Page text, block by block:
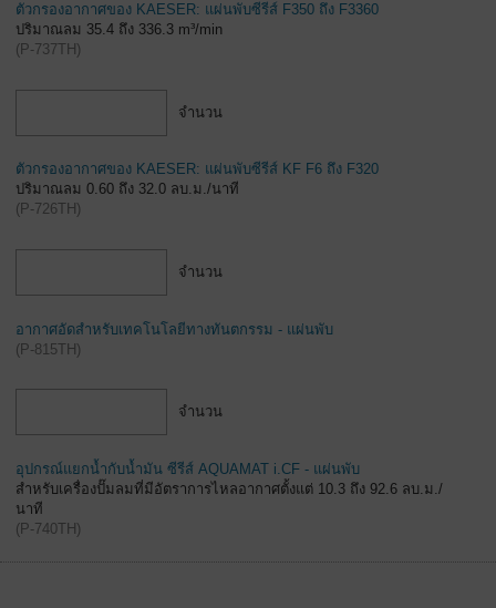
ตัวกรองอากาศของ KAESER: แผ่นพับซีรีส์ F350 ถึง F3360
ปริมาณลม 35.4 ถึง 336.3 m³/min
(P-737TH )
จำนวน
ตัวกรองอากาศของ KAESER: แผ่นพับซีรีส์ KF F6 ถึง F320
ปริมาณลม 0.60 ถึง 32.0 ลบ.ม./นาที
(P-726TH )
จำนวน
อากาศอัดสำหรับเทคโนโลยีทางทันตกรรม - แผ่นพับ
(P-815TH)
จำนวน
อุปกรณ์แยกน้ำกับน้ำมัน ซีรีส์ AQUAMAT i.CF - แผ่นพับ
สำหรับเครื่องปั๊มลมที่มีอัตราการไหลอากาศตั้งแต่ 10.3 ถึง 92.6 ลบ.ม./
นาที
(P-740TH )